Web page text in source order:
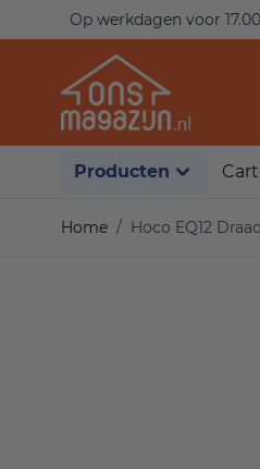
Ga naar de inhoud
Op werkdagen voor
Producten
Home / Hoco EQ12